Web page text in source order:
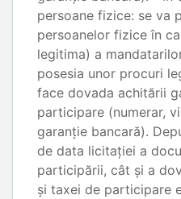
persoane fizice: se va
persoanelor fizice în
legitima) a
posesia unor procuri
face dovada achitării
participare (numerar,
garanție bancară).
de data licitației a
participării, cât și a
și taxei de participare